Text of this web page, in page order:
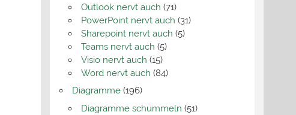
Outlook nervt auch (71)
PowerPoint nervt auch (31)
Sharepoint nervt auch (5)
Teams nervt auch (5)
Visio nervt auch (15)
Word nervt auch (84)
Diagramme(196)
Diagramme schummeln (51)